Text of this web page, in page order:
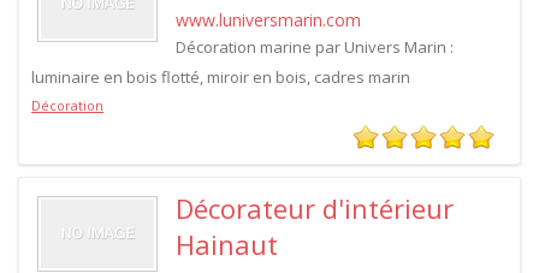
www.luniversmarin.com
Décoration marine par Univers Marin :
luminaire en bois flotté, miroir en bois, cadres marin
Décoration
Décorateur d'intérieur
Hainaut